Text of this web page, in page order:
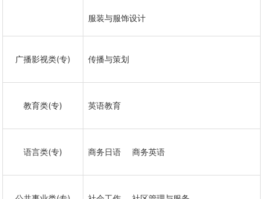
服装与服饰设计
广播影视类(专) 传播与策划
教育类(专) 英语教育
语言类(专) 商务日语 商务英语